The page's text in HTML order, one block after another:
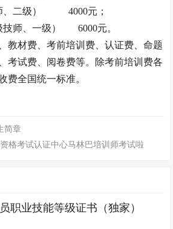
二级） 4000元；
师、一级） 6000元。
教材费、考前培训费、认证费、命题
考试费、阅卷费等。除考前培训费各
费全国统一标准。
简章
格考试认证中心马林巴培训师考试啦
职业技能等级证书（独家）